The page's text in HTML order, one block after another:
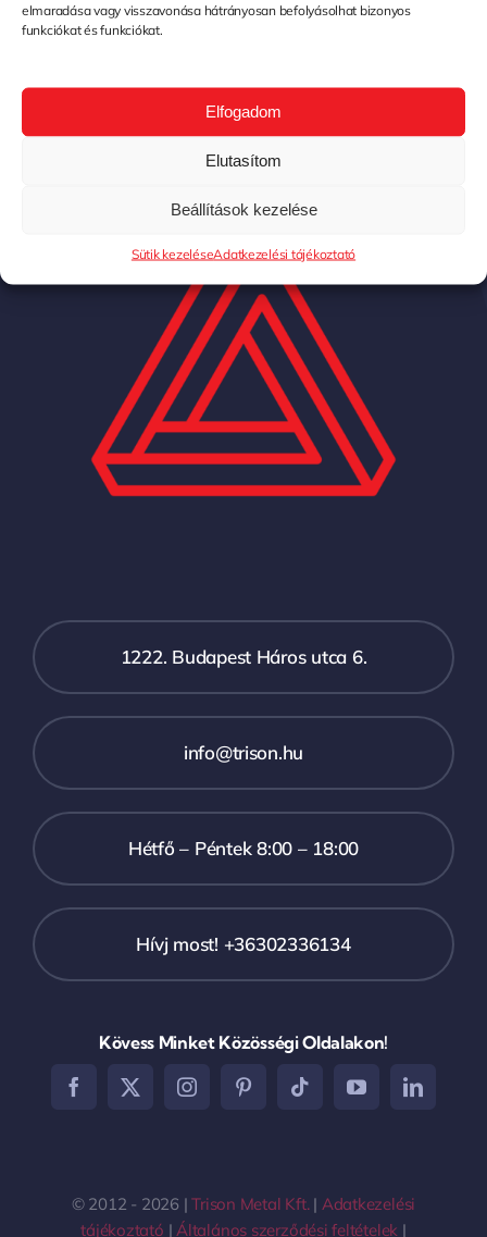
elmaradása vagy visszavonása hátrányosan befolyásolhat bizonyos
funkciókat és funkciókat.
Elfogadom
Elutasítom
Beállítások kezelése
Sütik kezeléseAdatkezelési tájékoztató
1222. Budapest Háros utca 6.
info@trison.hu
Hétfő – Péntek 8:00 – 18:00
Hívj most! +36302336134
Kövess Minket Közösségi Oldalakon!
© 2012 - 2026 |Trison Metal Kft.| Adatkezelési
tájékoztató |Általános szerződési feltételek |